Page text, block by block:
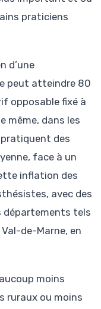
praticiens
d’une
peut atteindre 80
opposable fixé à
même, dans les
des
face à un
inflation des
avec des
départements tels
de-Marne, en
moins
ruraux ou moins